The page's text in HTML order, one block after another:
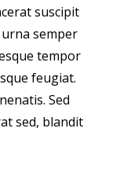
suscipit
semper
tempor
feugiat.
Sed
sed, blandit